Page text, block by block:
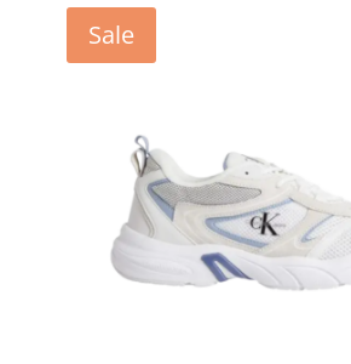
€109,90.
Sale